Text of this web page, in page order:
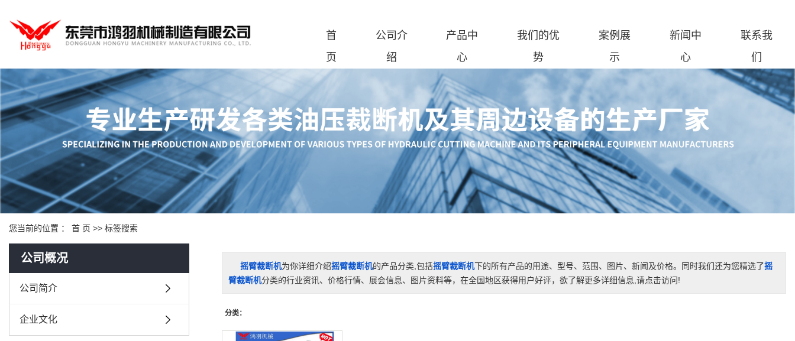
首
页
公司介
绍
产品中
心
我们的优
势
案例展
示
新闻中
心
联系我
们
您当前的位置 ： 首 页 >> 标签搜索
公司概况
公司简介
企业文化
摇臂裁断机为你详细介绍摇臂裁断机的产品分类,包括摇臂裁断机下的所有产品的用途、型号、范围、图片、新闻及价格。同时我们还为您精选了摇
臂裁断机分类的行业资讯、价格行情、展会信息、图片资料等，在全国地区获得用户好评，欲了解更多详细信息,请点击访问!
分类：